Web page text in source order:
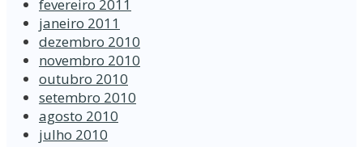
fevereiro 2011
janeiro 2011
dezembro 2010
novembro 2010
outubro 2010
setembro 2010
agosto 2010
julho 2010